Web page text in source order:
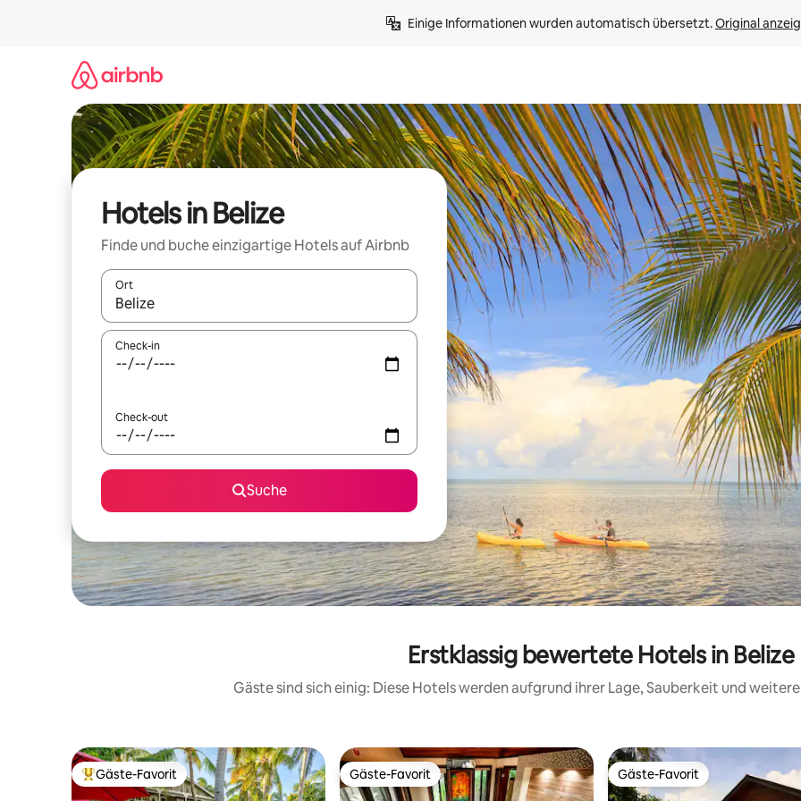
Einige Informationen wurden automatisch übersetzt. Original
Hotels in Belize
Finde und buche einzigartige Hotels auf Airbnb
Ort
Wenn Ergebnisse verfügbar sind, navigiere mit den Pfeiltasten nach oben und unten oder erkunde die Ergebnisse
Check-in
Check-out
Suche
Erstklassig bewertete Hotels in Belize
Gäste sind sich einig: Diese Hotels werden aufgrund ihrer Lage, Sauberkeit und
Beliebter Gäste-Favorit.
Gäste-Favorit Gäste-Favorit
Gäste-Favorit Gäste-Favorit
Gäste-Favorit